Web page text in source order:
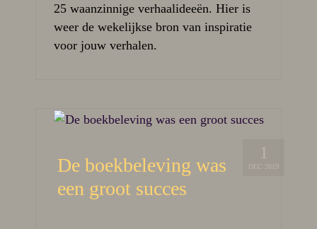
25 waanzinnige verhaalideeën. Hier is
weer de wekelijkse bron van inspiratie
voor jouw verhalen.
1
DEC 2019
De boekbeleving was
een groot succes